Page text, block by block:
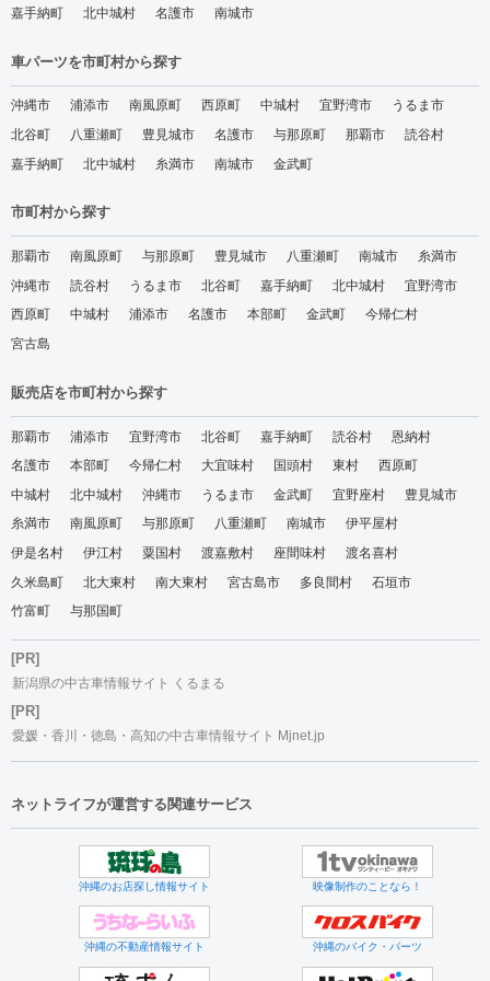
嘉手納町 北中城村 名護市 南城市
車パーツを市町村から探す
沖縄市 浦添市 南風原町 西原町 中城村 宜野湾市
うるま市
北谷町
八重瀬町 豊見城市 名護市 与那原町 那覇市
読谷村
嘉手納町
北中城村 糸満市 南城市 金武町
市町村から探す
那覇市 南風原町 与那原町 豊見城市 八重瀬町 南城市
糸満市
沖縄市
読谷村 うるま市 北谷町 嘉手納町 北中城村
宜野湾市
西原町
中城村 浦添市 名護市 本部町 金武町
今帰仁村
宮古島
販売店を市町村から探す
那覇市 浦添市 宜野湾市 北谷町 嘉手納町 読谷村
恩納村
名護市
本部町 今帰仁村 大宜味村 国頭村 東村
西原町
中城村
北中城村 沖縄市 うるま市 金武町 宜野座村
豊見城市
糸満市
南風原町 与那原町 八重瀬町 南城市
伊平屋村
伊是名村
伊江村 粟国村 渡嘉敷村 座間味村
渡名喜村
久米島町
北大東村 南大東村 宮古島市 多良間村
石垣市
竹富町
与那国町
[PR]
新潟県の中古車情報サイト くるまる
[PR]
愛媛・香川・徳島・高知の中古車情報サイト Mjnet.jp
ネットライフが運営する関連サービス
沖縄のお店探し情報サイト 映像制作のことなら！
沖縄の不動産情報サイト 沖縄のバイク・パーツ